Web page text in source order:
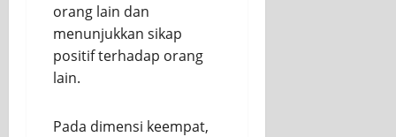
orang lain dan
menunjukkan sikap
positif terhadap orang
lain.
Pada dimensi keempat,